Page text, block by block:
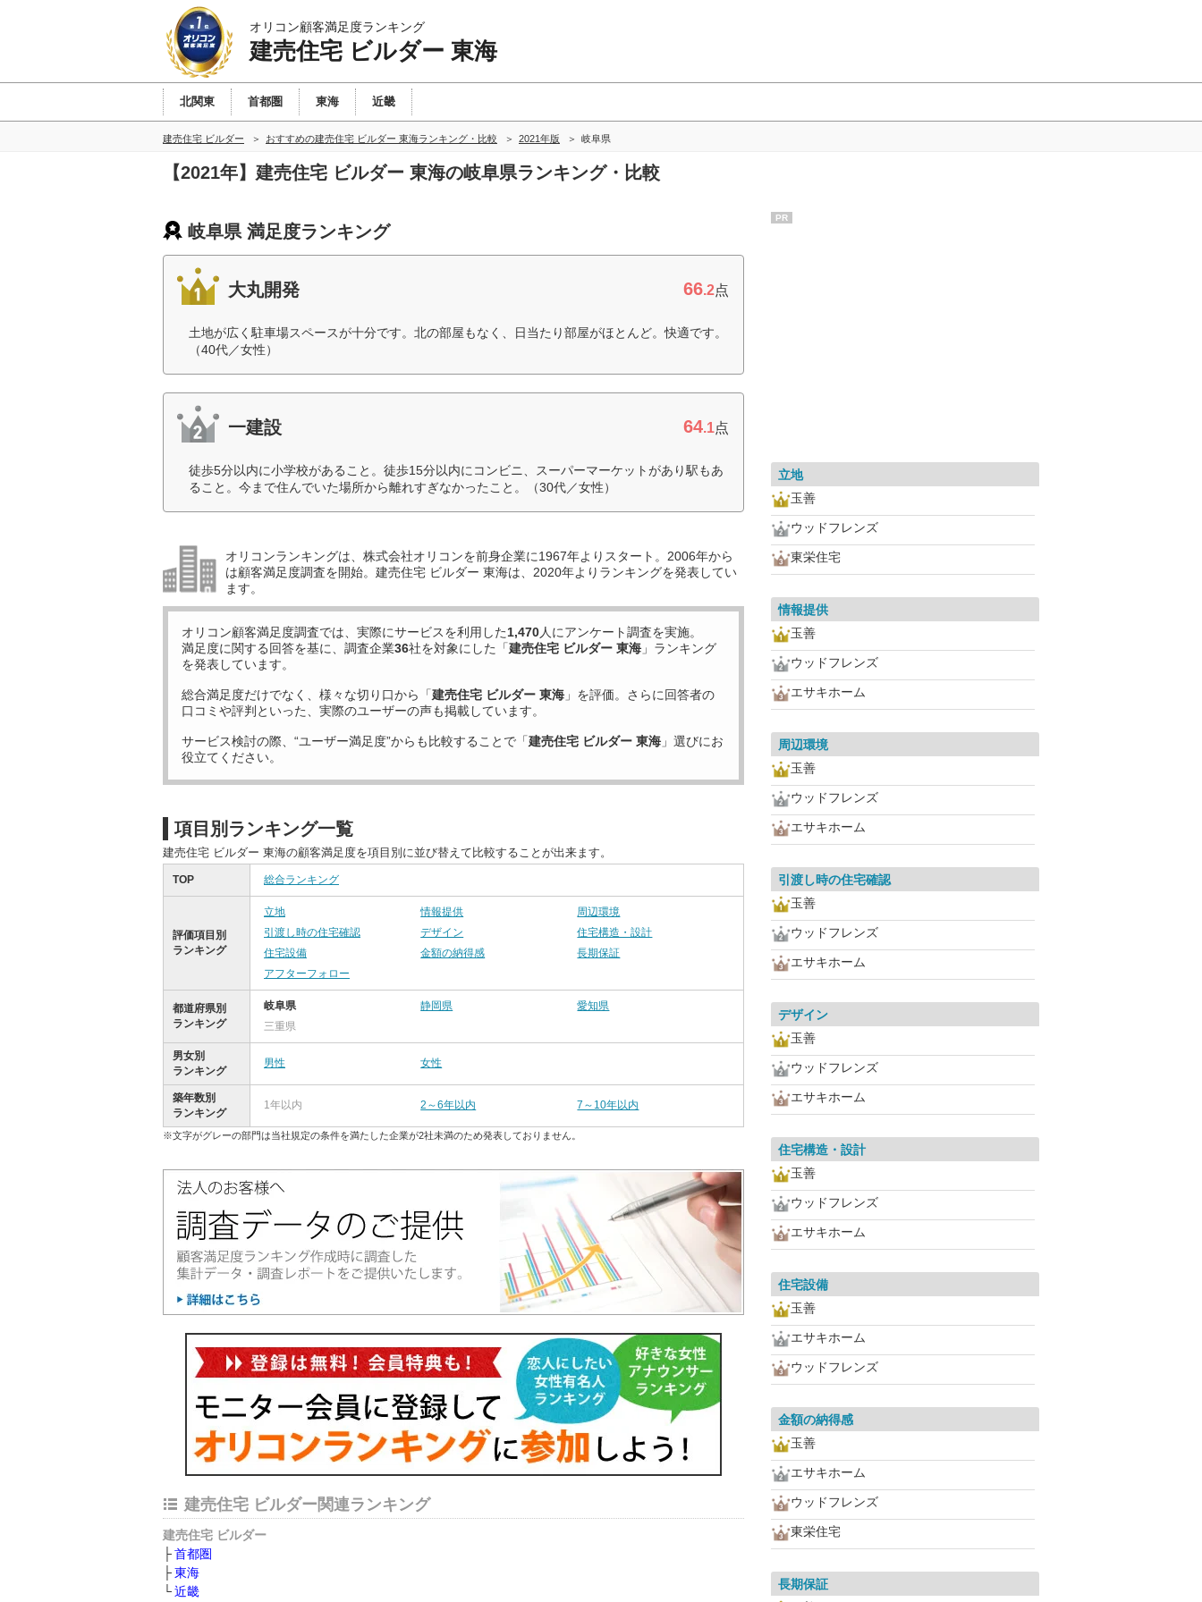
オリコン顧客満足度ランキング
建売住宅 ビルダー 東海
北関東 首都圏 東海 近畿
建売住宅 ビルダー おすすめの建売住宅 ビルダー 東海ランキング・比較 2021年版 岐阜県
【2021年】建売住宅 ビルダー 東海の岐阜県ランキング・比較
岐阜県 満足度ランキング
大丸開発 66.2点
土地が広く駐車場スペースが十分です。北の部屋もなく、日当たり部屋がほとんど。快適です。
（40代／女性）
一建設 64.1点
徒歩5分以内に小学校があること。徒歩15分以内にコンビニ、スーパーマーケットがあり駅もあ
ること。今まで住んでいた場所から離れすぎなかったこと。（30代／女性）
オリコンランキングは、株式会社オリコンを前身企業に1967年よりスタート。2006年から
は顧客満足度調査を開始。建売住宅 ビルダー 東海は、2020年よりランキングを発表してい
ます。
オリコン顧客満足度調査では、実際にサービスを利用した1,470人にアンケート調査を実施。
満足度に関する回答を基に、調査企業36社を対象にした「建売住宅 ビルダー 東海 」ランキング
を発表しています。
総合満足度だけでなく、様々な切り口から「建売住宅 ビルダー 東海 」を評価。さらに回答者の
口コミや評判といった、実際のユーザーの声も掲載しています。
サービス検討の際、“ユーザー満足度”からも比較することで「建売住宅 ビルダー 東海 」選びにお
役立てください。
項目別ランキング一覧
建売住宅 ビルダー 東海の顧客満足度を項目別に並び替えて比較することが出来ます。
TOP 総合ランキング
評価項目別
ランキング
立地 情報提供
周辺環境
引渡し時の住宅確認
デザイン
住宅構造・設計
住宅設備
金額の納得感
長期保証
アフターフォロー
都道府県別
ランキング
岐阜県 静岡県
愛知県
三重県
男女別
ランキング
男性 女性
築年数別
ランキング
1年以内 2～6年以内 7～10年以内
※文字がグレーの部門は当社規定の条件を満たした企業が2社未満のため発表しておりません。
建売住宅 ビルダー関連ランキング
建売住宅 ビルダー
首都圏
東海
近畿
PR
立地
玉善
ウッドフレンズ
東栄住宅
情報提供
玉善
ウッドフレンズ
エサキホーム
周辺環境
玉善
ウッドフレンズ
エサキホーム
引渡し時の住宅確認
玉善
ウッドフレンズ
エサキホーム
デザイン
玉善
ウッドフレンズ
エサキホーム
住宅構造・設計
玉善
ウッドフレンズ
エサキホーム
住宅設備
玉善
エサキホーム
ウッドフレンズ
金額の納得感
玉善
エサキホーム
ウッドフレンズ
東栄住宅
長期保証